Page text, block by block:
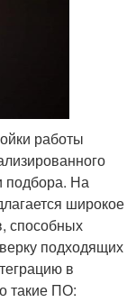
работы
подбора. На
широкое
способных
подходящих
в
такие ПО: